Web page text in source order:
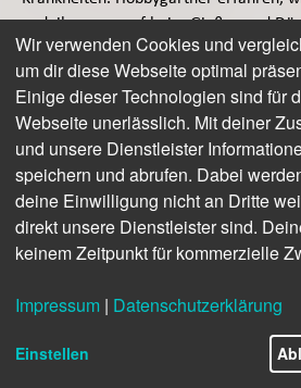
gedeihen, worauf beim Gießen und
warum alte Sorten so faszinieren. Ein
Sue Larischs Leidenschaft für Tomaten
Erfahrungen aus über 40 Jahren Anbau.
Wir verwenden Cookies und
um dir diese Webseite optimal
Einige dieser Technologien sind für
Webseite unerlässlich. Mit deiner
und unsere Dienstleister
speichern und abrufen. Dabei
deine Einwilligung nicht an Dritte
direkt unsere Dienstleister sind.
keinem Zeitpunkt für kommerzielle
Impressum | Datenschutzerklärung
Einstellen